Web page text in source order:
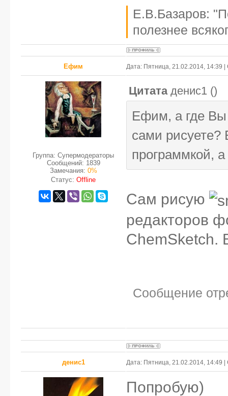
Е.В.Базаров:
полезнее
Ефим Дата: Пятница, 21.02.2014, 14:39
Группа: Супермодераторы
Сообщений: 1839
Замечания: 0%
Статус: Offline
Цитата денис1 ()
Ефим, а где
сами рисуете?
программкой,
Сам рисую
редакторов
ChemSketch.
Сообщение
денис1 Дата: Пятница, 21.02.2014, 14:49
Попробую)